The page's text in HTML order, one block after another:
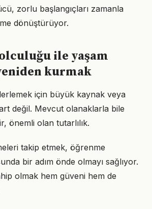
zorlu başlangıçları zamanla
dönüştürüyor.
ile yaşam
kurmak
için büyük kaynak veya
değil. Mevcut olanaklarla bile
önemli olan tutarlılık.
takip etmek, öğrenme
bir adım önde olmayı sağlıyor.
olmak hem güveni hem de